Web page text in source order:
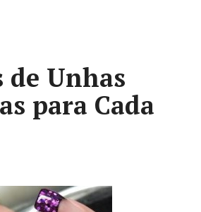
de Unhas
para Cada